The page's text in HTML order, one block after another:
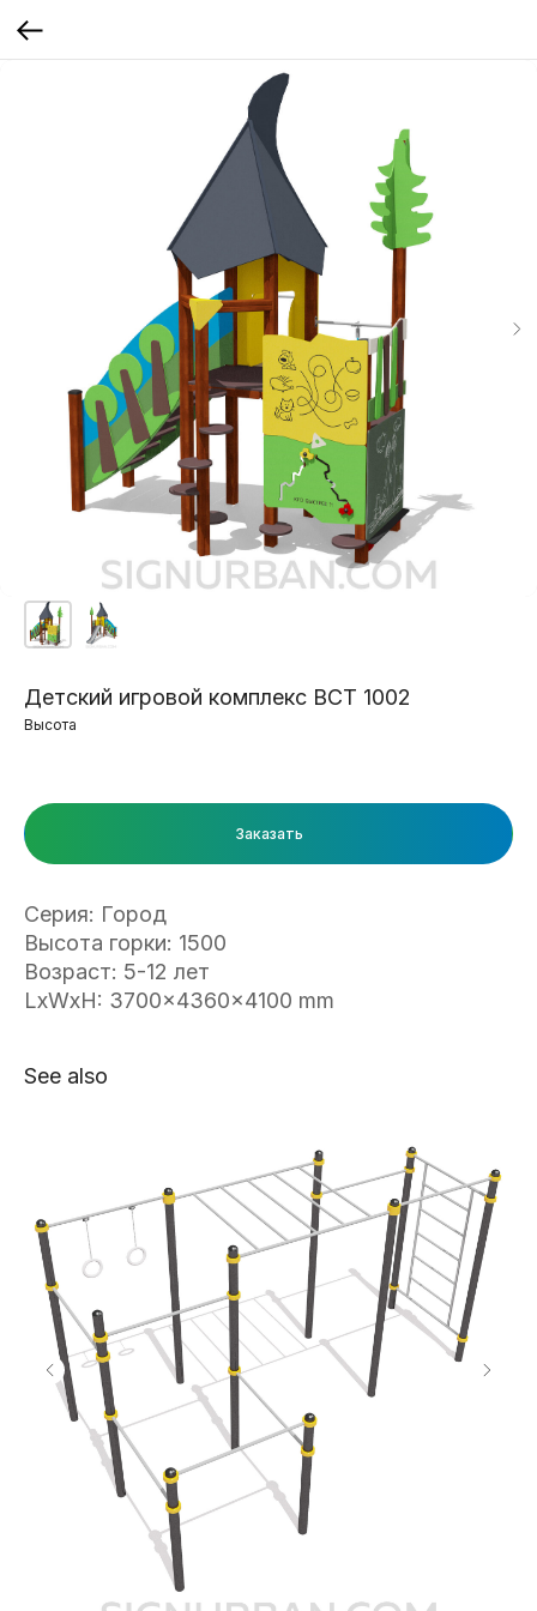
Детский игровой комплекс ВСТ 1002
Высота
Заказать
Серия: Город
Высота горки: 1500
Возраст: 5-12 лет
LxWxH: 3700x4360x4100 mm
See also